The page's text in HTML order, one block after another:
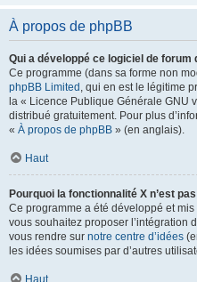
À propos de phpBB
Qui a développé ce logiciel de forum
Ce programme (dans sa forme non
phpBB Limited , qui en est le légitime
la « Licence Publique Générale GNU
distribué gratuitement. Pour plus
« À propos de phpBB » (en anglais).
Haut
Pourquoi la fonctionnalité X n’est
Ce programme a été développé et
vous souhaitez proposer l’intégration
vous rendre sur notre centre d’idées
les idées soumises par d’autres
Haut